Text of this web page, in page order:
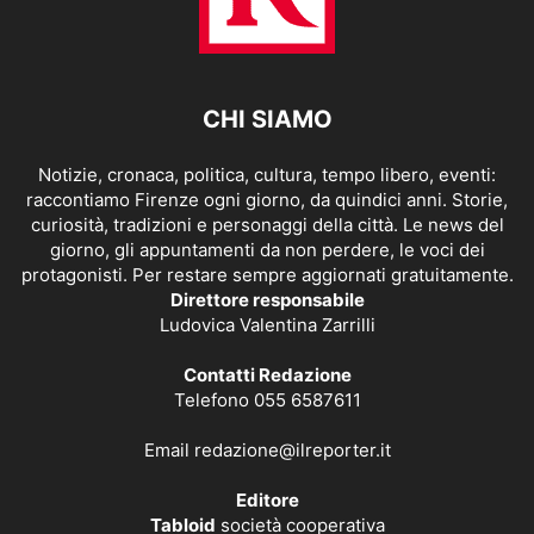
CHI SIAMO
Notizie, cronaca, politica, cultura, tempo libero, eventi:
raccontiamo Firenze ogni giorno, da quindici anni. Storie,
curiosità, tradizioni e personaggi della città. Le news del
giorno, gli appuntamenti da non perdere, le voci dei
protagonisti. Per restare sempre aggiornati gratuitamente.
Direttore responsabile
Ludovica Valentina Zarrilli
Contatti Redazione
Telefono 055 6587611
Email redazione@ilreporter.it
Editore
Tabloid società cooperativa